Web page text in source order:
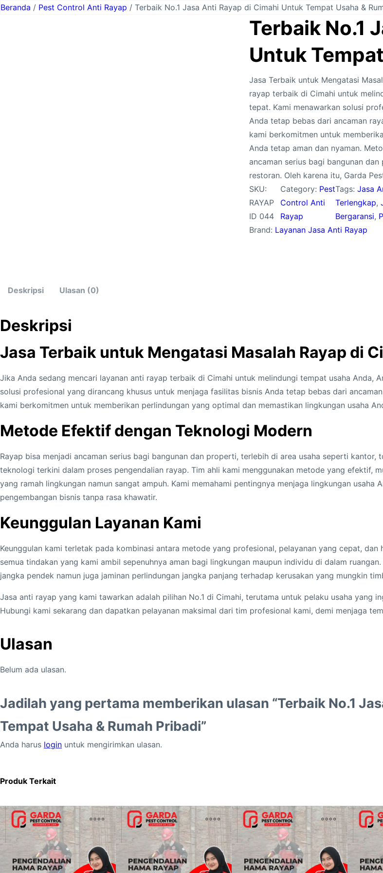
Lewati
Beranda / Pest Control Anti Rayap / Terbaik No.1 Jasa Anti Rayap di Cimahi Untuk Tempat Usaha &
Terbaik No.1
Untuk
Jasa Terbaik untuk Mengatasi
rayap terbaik di Cimahi untuk
tepat. Kami menawarkan solusi
Anda tetap bebas dari ancaman
kami berkomitmen untuk
Anda tetap aman dan nyaman.
ancaman serius bagi bangunan
restoran. Oleh karena itu, Garda
SKU:
RAYAP
ID 044
Category: Pest
Control Anti
Rayap
Tags:Jasa
Terlengkap,
Bergaransi,
Brand: Layanan Jasa Anti Rayap
Deskripsi Ulasan (0)
Deskripsi
Jasa Terbaik untuk Mengatasi Masalah Rayap di
Jika Anda sedang mencari layanan anti rayap terbaik di Cimahi untuk melindungi tempat usaha Anda,
solusi profesional yang dirancang khusus untuk menjaga fasilitas bisnis Anda tetap bebas dari
kami berkomitmen untuk memberikan perlindungan yang optimal dan memastikan lingkungan usaha
Metode Efektif dengan Teknologi Modern
Rayap bisa menjadi ancaman serius bagi bangunan dan properti, terlebih di area usaha seperti kantor,
teknologi terkini dalam proses pengendalian rayap. Tim ahli kami menggunakan metode yang efektif,
yang ramah lingkungan namun sangat ampuh. Kami memahami pentingnya menjaga lingkungan
pengembangan bisnis tanpa rasa khawatir.
Keunggulan Layanan Kami
Keunggulan kami terletak pada kombinasi antara metode yang profesional, pelayanan yang cepat,
semua tindakan yang kami ambil sepenuhnya aman bagi lingkungan maupun individu di dalam
jangka pendek namun juga jaminan perlindungan jangka panjang terhadap kerusakan yang mungkin
Jasa anti rayap yang kami tawarkan adalah pilihan No.1 di Cimahi, terutama untuk pelaku usaha yang
Hubungi kami sekarang dan dapatkan pelayanan maksimal dari tim profesional kami, demi menjaga
Ulasan
Belum ada ulasan.
Jadilah yang pertama memberikan ulasan “Terbaik No.1
Tempat Usaha & Rumah Pribadi”
Anda harus login untuk mengirimkan ulasan.
Produk Terkait